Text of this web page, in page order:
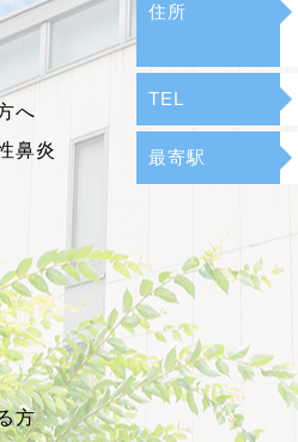
へ
鼻炎
方
住所
TEL
最寄駅